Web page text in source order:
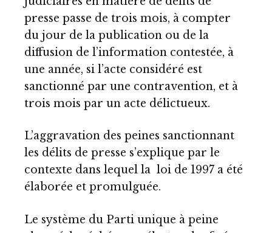
presse passe de trois mois, à compter
du jour de la publication ou de la
diffusion de l’information contestée, à
une année, si l’acte considéré est
sanctionné par une contravention, et à
trois mois par un acte délictueux.
L’aggravation des peines sanctionnant
les délits de presse s’explique par le
contexte dans lequel la loi de 1997 a été
élaborée et promulguée.
Le système du Parti unique à peine